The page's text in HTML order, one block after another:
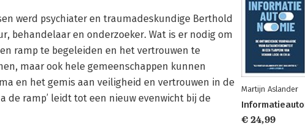
werd psychiater en traumadeskundige Berthold
behandelaar en onderzoeker. Wat is er nodig om
ramp te begeleiden en het vertrouwen te
maar ook hele gemeenschappen kunnen
en het gemis aan veiligheid en vertrouwen in de
de ramp’ leidt tot een nieuw evenwicht bij de
Martijn Aslander
€ 24,99